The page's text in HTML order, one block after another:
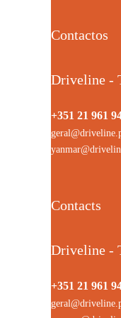
Contactos
Driveline -
+351 21 961
Contacts
Driveline -
+351 21 961